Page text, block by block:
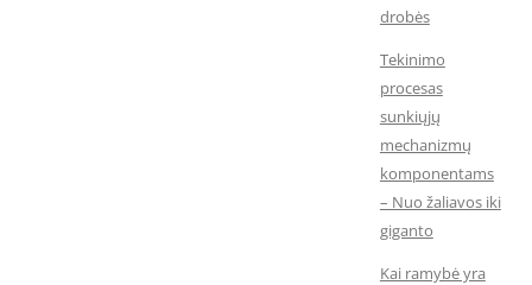
drobės
Tekinimo
procesas
sunkiųjų
mechanizmų
komponentams
– Nuo žaliavos iki
giganto
Kai ramybė yra